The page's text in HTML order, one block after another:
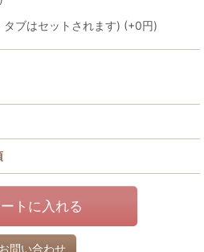
ブはセットされます) (+0円)
トに入れる
お問い合わせ